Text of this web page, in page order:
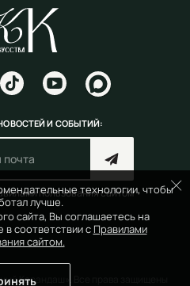
технологии, чтобы
лучше.
сайта, Вы соглашаетесь на
в соответствии с Правилами
сайтом.
И СОБЫТИЙ:
пользования сайтом
Карандаш». Все права защищены